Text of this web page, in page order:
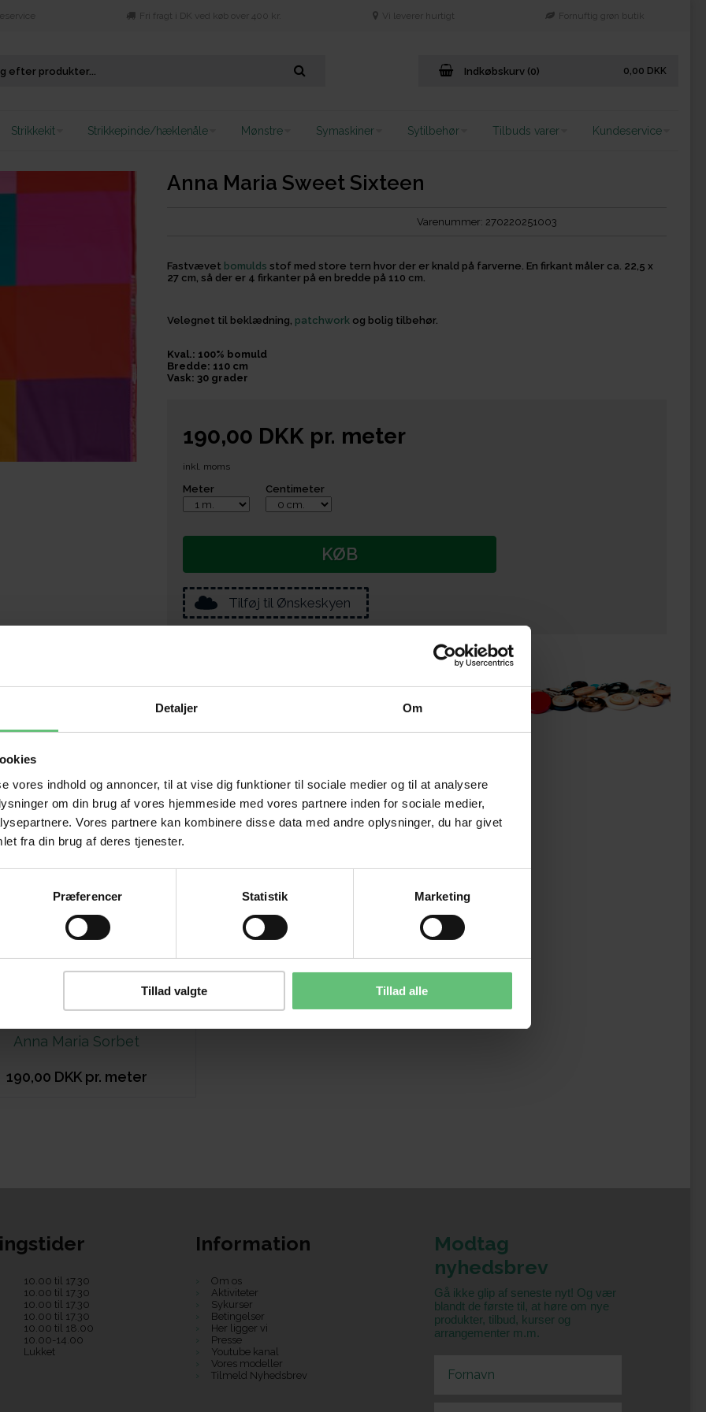
Detaljer Om
vores indhold og annoncer, til at vise dig funktioner til sociale medier og til at analysere
om din brug af vores hjemmeside med vores partnere inden for sociale medier,
Vores partnere kan kombinere disse data med andre oplysninger, du har givet
fra din brug af deres tjenester.
Præferencer Statistik Marketing
Tillad valgte Tillad alle
Fri fragt i DK ved køb over 400 kr. Vi leverer hurtigt Fornuftig grøn butik
Indkøbskurv (0) 0,00 DKK
Strikkekit Strikkepinde/hæklenåle Mønstre Symaskiner Sytilbehør Tilbuds varer Kundeservice
Anna Maria Sweet Sixteen
Varenummer: 270220251003
Fastvævet bomulds stof med store tern hvor der er knald på farverne. En firkant måler ca. 22,5 x
27 cm, så der er 4 firkanter på en bredde på 110 cm.
Velegnet til beklædning, patchwork og bolig tilbehør.
Kval.: 100% bomuld
Bredde: 110 cm
Vask: 30 grader
190,00 DKKpr. meter
inkl. moms
Meter Centimeter
KØB
Tilføj til Ønskeskyen
er du også interesseret i følgende produkter
Anna Maria Sorbet
190,00 DKK pr. meter
10.00 til 17.30
10.00 til 17.30
10.00 til 17.30
10.00 til 17.30
10.00 til 18.00
10.00-14.00
Lukket
Information
Om os
Aktiviteter
Sykurser
Betingelser
Her ligger vi
Presse
Youtube kanal
Vores modeller
Tilmeld Nyhedsbrev
Modtag
nyhedsbrev
Gå ikke glip af seneste nyt! Og vær
blandt de første til, at høre om nye
produkter, tilbud, kurser og
arrangementer m.m.